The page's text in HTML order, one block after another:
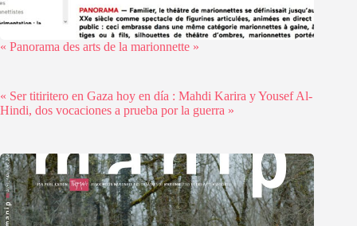
« Panorama des arts de la marionnette »
« Ser titiritero en Gaza hoy en día : Mahdi Karira y Yousef Al-
Hindi, dos vocaciones a prueba por la guerra »